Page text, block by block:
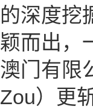
的深度挖
颖而出，
澳门有限
Zou）更